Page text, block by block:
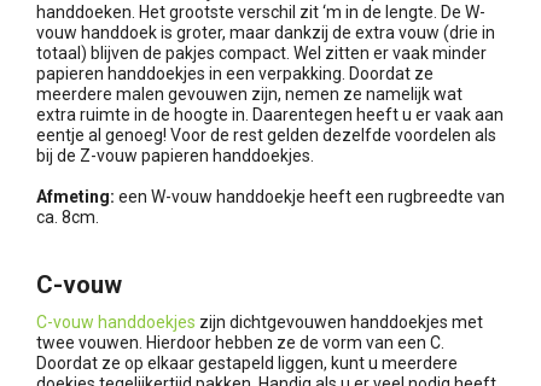
handdoeken. Het grootste verschil zit ‘m in de lengte. De W-
vouw handdoek is groter, maar dankzij de extra vouw (drie in
totaal) blijven de pakjes compact. Wel zitten er vaak minder
papieren handdoekjes in een verpakking. Doordat ze
meerdere malen gevouwen zijn, nemen ze namelijk wat
extra ruimte in de hoogte in. Daarentegen heeft u er vaak aan
eentje al genoeg! Voor de rest gelden dezelfde voordelen als
bij de Z-vouw papieren handdoekjes.
Afmeting: een W-vouw handdoekje heeft een rugbreedte van
ca. 8cm.
C-vouw
C-vouw handdoekjes zijn dichtgevouwen handdoekjes met
twee vouwen. Hierdoor hebben ze de vorm van een C.
Doordat ze op elkaar gestapeld liggen, kunt u meerdere